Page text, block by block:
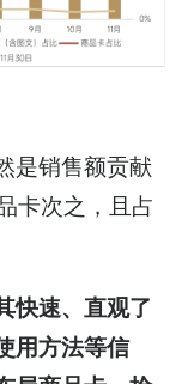
是销售额贡献
卡次之，且占
快速、直观了
用方法等信